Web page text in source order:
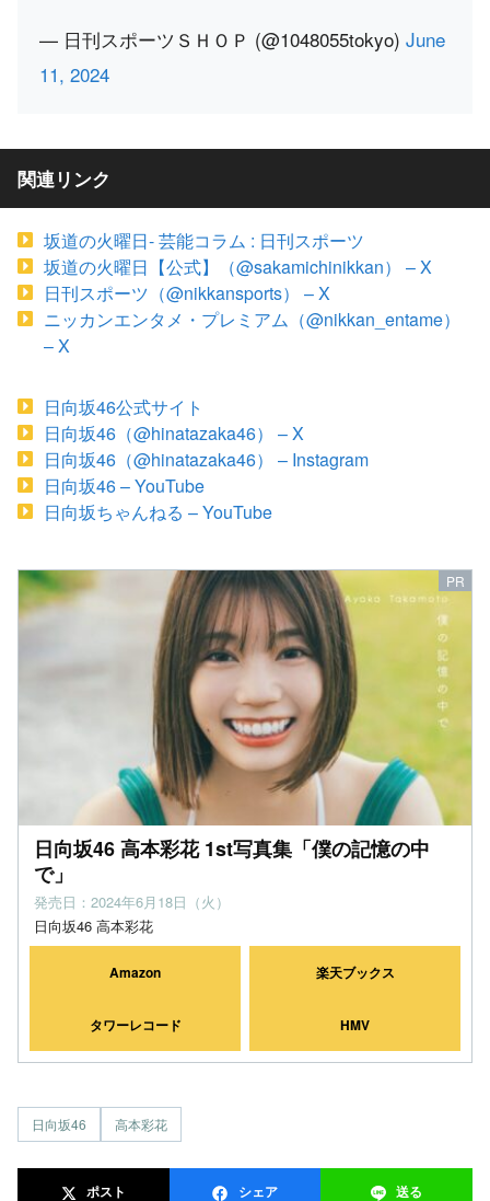
— 日刊スポーツＳＨＯＰ (@1048055tokyo) June
11, 2024
関連リンク
坂道の火曜日- 芸能コラム : 日刊スポーツ
坂道の火曜日【公式】（@sakamichinikkan） – X
日刊スポーツ（@nikkansports） – X
ニッカンエンタメ・プレミアム（@nikkan_entame）
– X
日向坂46公式サイト
日向坂46（@hinatazaka46） – X
日向坂46（@hinatazaka46） – Instagram
日向坂46 – YouTube
日向坂ちゃんねる – YouTube
日向坂46 高本彩花 1st写真集「僕の記憶の中
で」
発売日：2024年6月18日（火）
日向坂46 高本彩花
Amazon 楽天ブックス
タワーレコード HMV
日向坂46 高本彩花
ポスト シェア 送る